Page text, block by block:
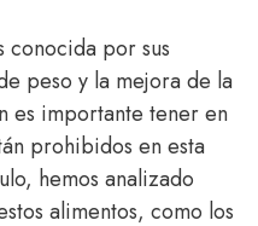
conocida por sus
peso y la mejora de la
es importante tener en
prohibidos en esta
hemos analizado
alimentos, como los